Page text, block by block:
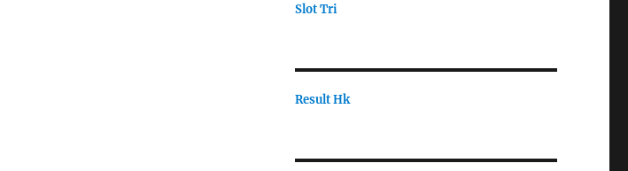
Slot Tri
Result Hk